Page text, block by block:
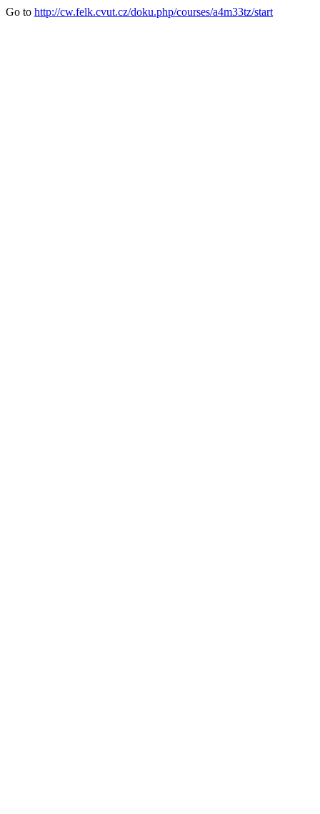
Go to http://cw.felk.cvut.cz/doku.php/courses/a4m33tz/start